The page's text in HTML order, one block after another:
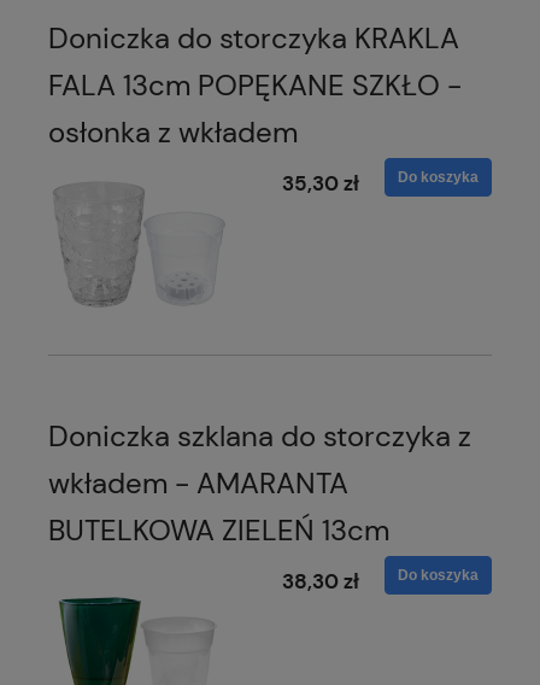
Doniczka do storczyka KRAKLA
FALA 13cm POPĘKANE SZKŁO -
osłonka z wkładem
35,30 zł Do koszyka
Doniczka szklana do storczyka z
wkładem - AMARANTA
BUTELKOWA ZIELEŃ 13cm
38,30 zł Do koszyka